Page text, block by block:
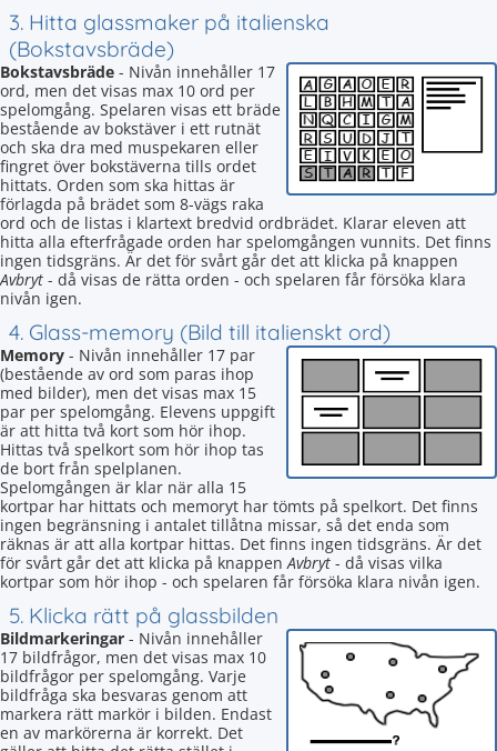
3. Hitta glassmaker på italienska
(Bokstavsbräde)
Bokstavsbräde - Nivån innehåller 17
ord, men det visas max 10 ord per
spelomgång. Spelaren visas ett bräde
bestående av bokstäver i ett rutnät
och ska dra med muspekaren eller
fingret över bokstäverna tills ordet
hittats. Orden som ska hittas är
förlagda på brädet som 8-vägs raka
ord och de listas i klartext bredvid ordbrädet. Klarar eleven att
hitta alla efterfrågade orden har spelomgången vunnits. Det finns
ingen tidsgräns. Är det för svårt går det att klicka på knappen
Avbryt - då visas de rätta orden - och spelaren får försöka klara
nivån igen.
4. Glass-memory (Bild till italienskt ord)
Memory - Nivån innehåller 17 par
(bestående av ord som paras ihop
med bilder), men det visas max 15
par per spelomgång. Elevens uppgift
är att hitta två kort som hör ihop.
Hittas två spelkort som hör ihop tas
de bort från spelplanen.
Spelomgången är klar när alla 15
kortpar har hittats och memoryt har tömts på spelkort. Det finns
ingen begränsning i antalet tillåtna missar, så det enda som
räknas är att alla kortpar hittas. Det finns ingen tidsgräns. Är det
för svårt går det att klicka på knappenAvbryt - då visas vilka
kortpar som hör ihop - och spelaren får försöka klara nivån igen.
5. Klicka rätt på glassbilden
Bildmarkeringar - Nivån innehåller
17 bildfrågor, men det visas max 10
bildfrågor per spelomgång. Varje
bildfråga ska besvaras genom att
markera rätt markör i bilden. Endast
en av markörerna är korrekt. Det